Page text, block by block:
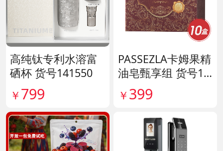
高纯钛专利水溶富
硒杯 货号141550
￥ 799
PASSEZLA卡姆果精
油皂甄享组 货号14
0198
￥ 399